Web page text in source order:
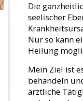
Die
seelischer
Nur so kann
Heilung
Mein Ziel ist
behandeln
ärztliche